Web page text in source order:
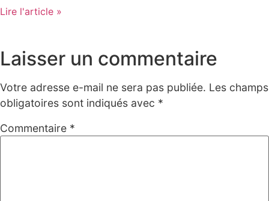
Lire l'article »
Laisser un commentaire
Votre adresse e-mail ne sera pas publiée. Les champs
obligatoires sont indiqués avec *
Commentaire *